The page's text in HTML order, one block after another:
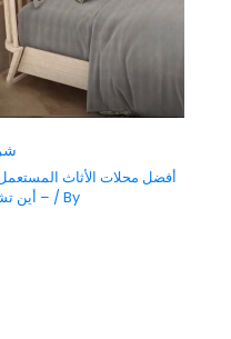
أفضل محلات الأثاث
– أين / By